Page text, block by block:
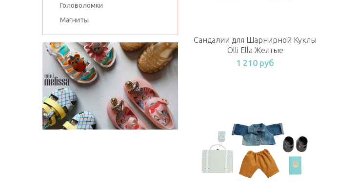
Головоломки
Магниты
Сандалии для Шарнирной Куклы
Olli Ella Желтые
1 210 руб